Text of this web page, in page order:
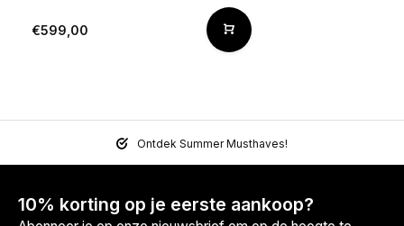
€599,00
Ontdek Summer Musthaves!
10% korting op je eerste aankoop?